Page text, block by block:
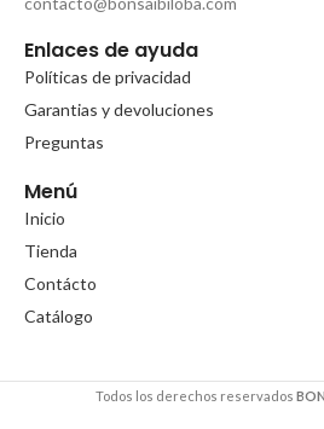
Enlaces de ayuda
Políticas de privacidad
Garantias y devoluciones
Preguntas
Menú
Inicio
Tienda
Contácto
Catálogo
Todos los derechos reservados